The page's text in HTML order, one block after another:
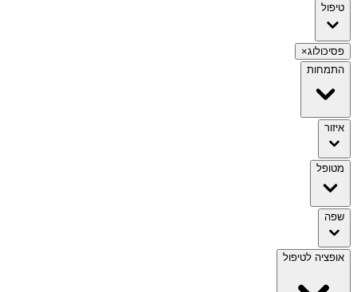
טיפול
פסיכולוג×
התמחות
איזור
מטופל
שפה
אופציה לטיפול